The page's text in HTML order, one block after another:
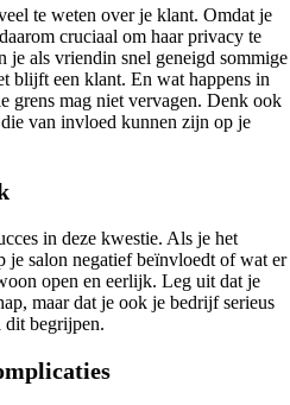
te weten over je klant. Omdat je
cruciaal om haar privacy te
je als vriendin snel geneigd sommige
blijft een klant. En wat happens in
grens mag niet vervagen. Denk ook
van invloed kunnen zijn op je
in deze kwestie. Als je het
je salon negatief beïnvloedt of wat er
open en eerlijk. Leg uit dat je
maar dat je ook je bedrijf serieus
dit begrijpen.